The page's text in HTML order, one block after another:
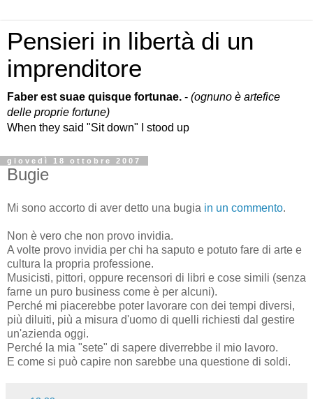
Pensieri in libertà di un
imprenditore
Faber est suae quisque fortunae. - (ognuno è artefice
delle proprie fortune)
When they said "Sit down" I stood up
giovedì 18 ottobre 2007
Bugie
Mi sono accorto di aver detto una bugia in un commento.
Non è vero che non provo invidia.
A volte provo invidia per chi ha saputo e potuto fare di arte e
cultura la propria professione.
Musicisti, pittori, oppure recensori di libri e cose simili (senza
farne un puro business come è per alcuni).
Perché mi piacerebbe poter lavorare con dei tempi diversi,
più diluiti, più a misura d'uomo di quelli richiesti dal gestire
un'azienda oggi.
Perché la mia "sete" di sapere diverrebbe il mio lavoro.
E come si può capire non sarebbe una questione di soldi.